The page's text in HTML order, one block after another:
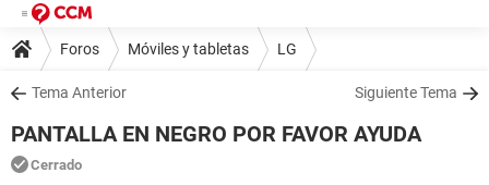
Foros Móviles y tabletas LG
Tema Anterior Siguiente Tema
PANTALLA EN NEGRO POR FAVOR AYUDA
Cerrado